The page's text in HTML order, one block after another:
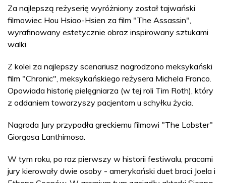
Za najlepszą reżyserię wyróżniony został tajwański
filmowiec Hou Hsiao-Hsien za film "The Assassin",
wyrafinowany estetycznie obraz inspirowany sztukami
walki.
Z kolei za najlepszy scenariusz nagrodzono meksykański
film "Chronic", meksykańskiego reżysera Michela Franco.
Opowiada historię pielęgniarza (w tej roli Tim Roth), który
z oddaniem towarzyszy pacjentom u schyłku życia.
Nagroda Jury przypadła greckiemu filmowi "The Lobster"
Giorgosa Lanthimosa.
W tym roku, po raz pierwszy w historii festiwalu, pracami
jury kierowały dwie osoby - amerykański duet braci Joela i